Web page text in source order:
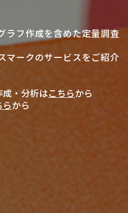
ラフ作成を含めた定量調査
マークのサービスをご紹介
成・分析はこちらから
から